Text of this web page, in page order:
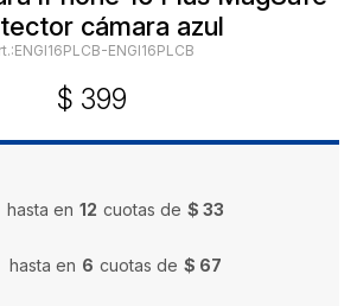
cámara azul
ENGI16PLCB-ENGI16PLCB
$ 399
hasta en 12 cuotas de $ 33
hasta en 6 cuotas de $ 67